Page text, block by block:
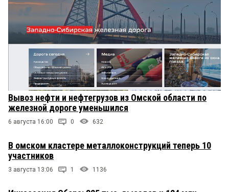
Вывоз нефти и нефтегрузов из Омской области по
железной дороге уменьшился
6 августа 16:00 0 632
В омском кластере металлоконструкций теперь 10
участников
3 августа 13:06 1 1136